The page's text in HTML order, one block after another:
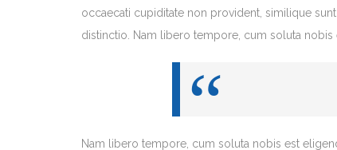
occaecati cupiditate non provident, similique
distinctio. Nam libero tempore, cum soluta
Nam libero tempore, cum soluta nobis est